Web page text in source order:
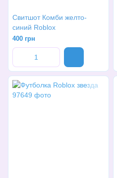
Свитшот Комби желто-
синий Roblox
400 грн